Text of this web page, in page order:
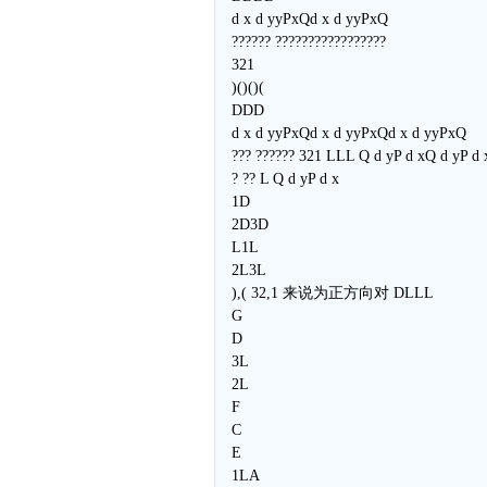
d x d yyPxQd x d yyPxQ
?????? ?????????????????
321
)()()(
DDD
d x d yyPxQd x d yyPxQd x d yyPxQ
??? ?????? 321 LLL Q d yP d xQ d yP d
? ?? L Q d yP d x
1D
2D3D
L1L
2L3L
),( 32,1 来说为正方向对 DLLL
G
D
3L
2L
F
C
E
1LA